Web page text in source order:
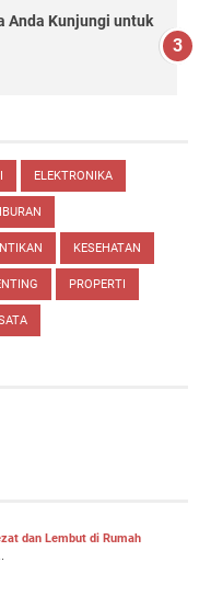
Anda Kunjungi untuk
ELEKTRONIKA
KESEHATAN
PROPERTI
dan Lembut di Rumah